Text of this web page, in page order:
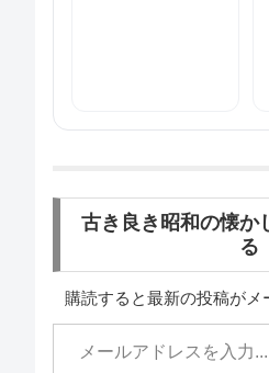
古き良き昭和の懐か
る
購読すると最新の投稿がメ